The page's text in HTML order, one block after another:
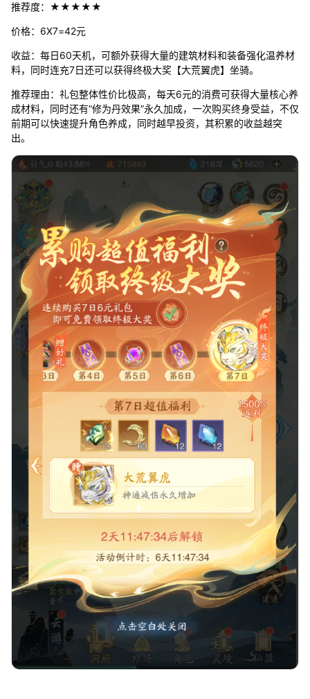
推荐度：★★★★★
价格：6X7=42元
收益：每日60天机，可额外获得大量的建筑材料和装备强化温养材
料，同时连充7日还可以获得终极大奖【大荒翼虎】坐骑。
推荐理由：礼包整体性价比极高，每天6元的消费可获得大量核心养
成材料，同时还有“修为丹效果”永久加成，一次购买终身受益，不仅
前期可以快速提升角色养成，同时越早投资，其积累的收益越突
出。